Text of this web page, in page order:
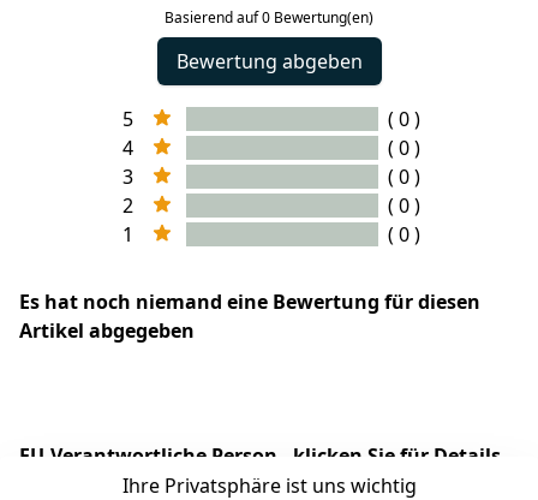
Basierend auf 0 Bewertung(en)
Bewertung abgeben
5
( 0 )
4
( 0 )
3
( 0 )
2
( 0 )
1
( 0 )
Es hat noch niemand eine Bewertung für diesen
Artikel abgegeben
EU-Verantwortliche Person - klicken Sie für Details
Ihre Privatsphäre ist uns wichtig